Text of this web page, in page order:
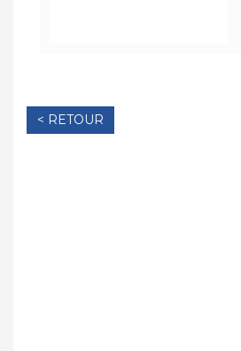
< RETOUR